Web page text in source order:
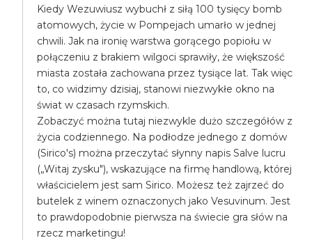
Kiedy Wezuwiusz wybuchł z siłą 100 tysięcy bomb
atomowych, życie w Pompejach umarło w jednej
chwili. Jak na ironię warstwa gorącego popiołu w
połączeniu z brakiem wilgoci sprawiły, że większość
miasta została zachowana przez tysiące lat. Tak więc
to, co widzimy dzisiaj, stanowi niezwykłe okno na
świat w czasach rzymskich.
Zobaczyć można tutaj niezwykle dużo szczegółów z
życia codziennego. Na podłodze jednego z domów
(Sirico's) można przeczytać słynny napis Salve lucru
(„Witaj zysku"), wskazujące na firmę handlową, której
właścicielem jest sam Sirico. Możesz też zajrzeć do
butelek z winem oznaczonych jako Vesuvinum. Jest
to prawdopodobnie pierwsza na świecie gra słów na
rzecz marketingu!